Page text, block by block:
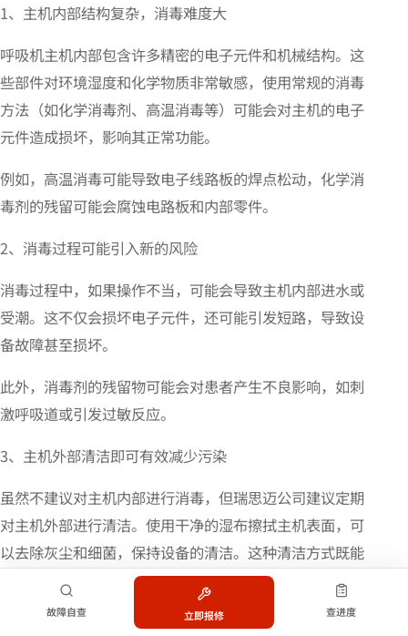
故障自查 立即报修 查进度
1、主机内部结构复杂，消毒难度大
呼吸机主机内部包含许多精密的电子元件和机械结构。这
些部件对环境湿度和化学物质非常敏感，使用常规的消毒
方法（如化学消毒剂、高温消毒等）可能会对主机的电子
元件造成损坏，影响其正常功能。
例如，高温消毒可能导致电子线路板的焊点松动，化学消
毒剂的残留可能会腐蚀电路板和内部零件。
2、消毒过程可能引入新的风险
消毒过程中，如果操作不当，可能会导致主机内部进水或
受潮。这不仅会损坏电子元件，还可能引发短路，导致设
备故障甚至损坏。
此外，消毒剂的残留物可能会对患者产生不良影响，如刺
激呼吸道或引发过敏反应。
3、主机外部清洁即可有效减少污染
虽然不建议对主机内部进行消毒，但瑞思迈公司建议定期
对主机外部进行清洁。使用干净的湿布擦拭主机表面，可
以去除灰尘和细菌，保持设备的清洁。这种清洁方式既能
有效减少外部污染，又不会对主机内部的精密部件造成损